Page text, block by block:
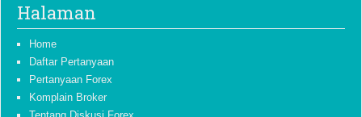
Halaman
Home
Daftar Pertanyaan
Pertanyaan Forex
Komplain Broker